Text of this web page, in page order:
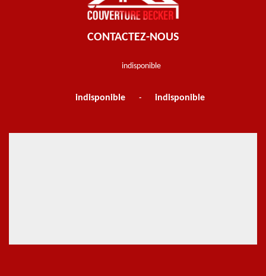
CONTACTEZ-NOUS
indisponible
indisponible - indisponible